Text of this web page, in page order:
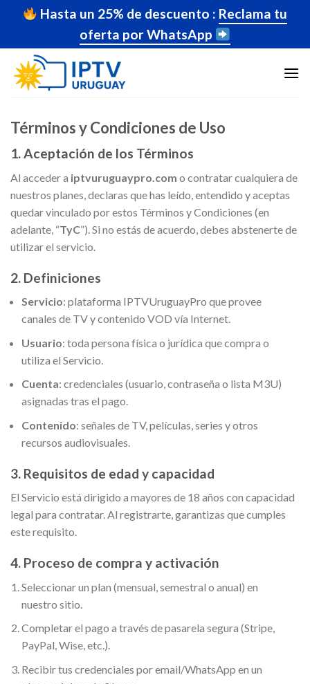
Hasta un 25% de descuento : Reclama tu
oferta por WhatsApp
Términos y Condiciones de Uso
1. Aceptación de los Términos
Al acceder a iptvuruguaypro.com o contratar cualquiera de
nuestros planes, declaras que has leído, entendido y aceptas
quedar vinculado por estos Términos y Condiciones (en
adelante, “TyC”). Si no estás de acuerdo, debes abstenerte de
utilizar el servicio.
2. Definiciones
Servicio: plataforma IPTVUruguayPro que provee
canales de TV y contenido VOD vía Internet.
Usuario: toda persona física o jurídica que compra o
utiliza el Servicio.
Cuenta: credenciales (usuario, contraseña o lista M3U)
asignadas tras el pago.
Contenido: señales de TV, películas, series y otros
recursos audiovisuales.
3. Requisitos de edad y capacidad
El Servicio está dirigido a mayores de 18 años con capacidad
legal para contratar. Al registrarte, garantizas que cumples
este requisito.
4. Proceso de compra y activación
Seleccionar un plan (mensual, semestral o anual) en
nuestro sitio.
Completar el pago a través de pasarela segura (Stripe,
PayPal, Wise, etc.).
Recibir tus credenciales por email/WhatsApp en un